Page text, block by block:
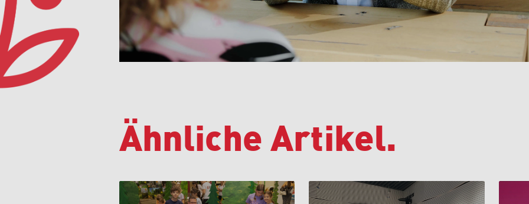
Ähnliche Artikel.